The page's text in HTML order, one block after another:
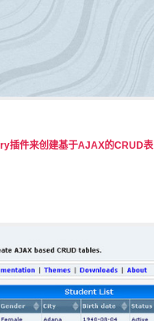
插件来创建基于AJAX的CRUD表